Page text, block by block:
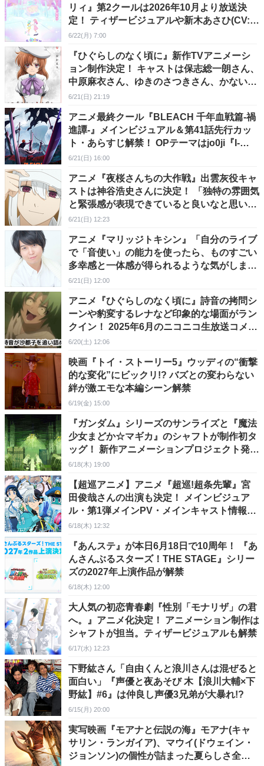
リィ』第2クールは2026年10月より放送決
定！ ティザービジュアルや新木あさひ(CV:根
本京里)のキャラ詳細＆キャストコメントも
6/22(月) 7:00
『ひぐらしのなく頃に』新作TVアニメーシ
ョン制作決定！ キャストは保志総一朗さん、
中原麻衣さん、ゆきのさつきさん、かないみ
かさん、田村ゆかりさんが続投しアニメーシ
6/21(日) 21:19
アニメ最終クール『BLEACH 千年血戦篇-禍
進譚-』メインビジュアル＆第41話先行カッ
ト・あらすじ解禁！ OPテーマはjo0ji『I-
BULL』、EDテーマは9Lana『螺旋』に決定
6/21(日) 16:00
アニメ『夜桜さんちの大作戦』出雲灰役キャ
ストは神谷浩史さんに決定！ 「独特の雰囲気
と緊張感が表現できていると良いなと思いな
がらアフレコに参加させていただきました」
6/21(日) 12:23
アニメ『マリッジトキシン』「自分のライブ
で「音使い」の能力を使ったら、ものすごい
多幸感と一体感が得られるような気がしま
す」鳴子弦弥役・斉藤壮馬さんからメールイ
6/21(日) 12:00
アニメ『ひぐらしのなく頃に』詩音の拷問シ
ーンや豹変するレナなど印象的な場面がラン
クイン！ 2025年6月のニコニコ生放送コメン
ト最多シーンTOP5が発表
6/20(土) 12:06
映画『トイ・ストーリー5』ウッディの“衝撃
的な変化”にビックリ!? バズとの変わらない
絆が激エモな本編シーン解禁
6/19(金) 15:00
『ガンダム』シリーズのサンライズと『魔法
少女まどか☆マギカ』のシャフトが制作初タ
ッグ！ 新作アニメーションプロジェクト発表
に向けたカウントダウンが始動
6/18(木) 19:00
【超巡アニメ】アニメ『超巡!超条先輩』宮
田俊哉さんの出演も決定！ メインビジュア
ル・第1弾メインPV・メインキャスト情報＆
コメントが一挙解禁
6/18(木) 12:32
『あんステ』が本日6月18日で10周年！ 『あ
んさんぶるスターズ！THE STAGE』シリー
ズの2027年上演作品が解禁
6/18(木) 12:00
大人気の初恋青春劇『性別「モナリザ」の君
へ。』アニメ化決定！ アニメーション制作は
シャフトが担当。ティザービジュアルも解禁
6/17(水) 12:23
下野紘さん「自由くんと浪川さんは混ぜると
面白い」『声優と夜あそび 木【浪川大輔×下
野紘】#6』は仲良し声優3兄弟が大暴れ!?
6/15(月) 20:00
実写映画『モアナと伝説の海』モアナ(キャ
サリン・ランガイア)、マウイ(ドウェイン・
ジョンソン)の個性が詰まった夏らしさ全開